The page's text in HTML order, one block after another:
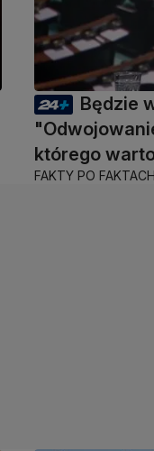
Będzie
którego
FAKTY PO FAKTACH